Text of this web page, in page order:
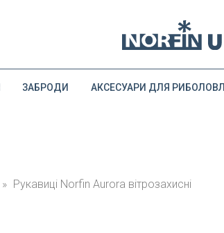
АКСЕСУАРИ ДЛЯ РИБОЛОВЛІ
ЗАБРОДИ
Рукавиці Norfin Aurora вітрозахисні